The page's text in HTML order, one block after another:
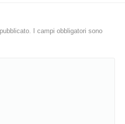
I campi obbligatori sono